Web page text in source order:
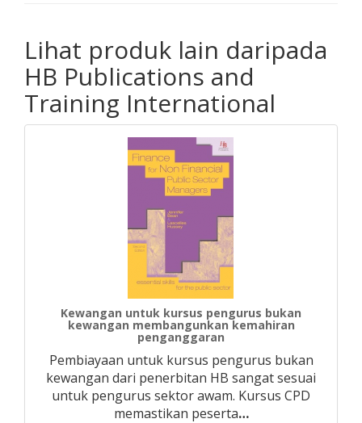
Lihat produk lain daripada
HB Publications and
Training International
Kewangan untuk kursus pengurus bukan
kewangan membangunkan kemahiran
penganggaran
Pembiayaan untuk kursus pengurus bukan
kewangan dari penerbitan HB sangat sesuai
untuk pengurus sektor awam. Kursus CPD
memastikan peserta…